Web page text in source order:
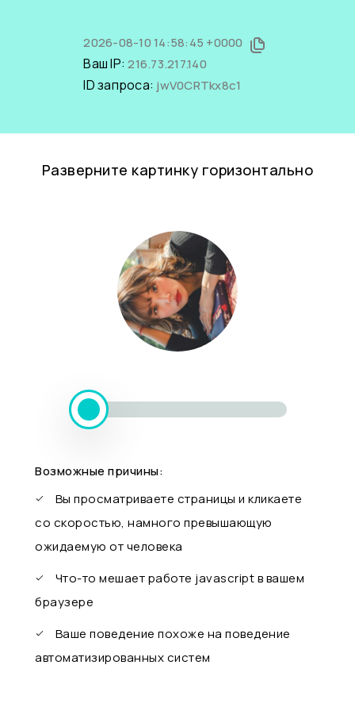
2026-08-10 14:58:45 +0000
Ваш IP:216.73.217.140
ID запроса: jwV0CRTkx8c1
Разверните картинку горизонтально
Возможные причины:
Вы просматриваете страницы и кликаете
со скоростью, намного превышающую
ожидаемую от человека
Что-то мешает работе javascript в вашем
браузере
Ваше поведение похоже на поведение
автоматизированных систем